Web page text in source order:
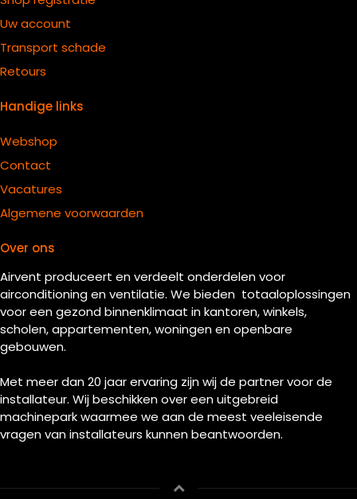
Uw account
Transport schade
Retours
Handige links
Webshop
Contact
Vacatures
Algemene voorwaarden
Over ons
Airvent produceert en verdeelt onderdelen voor
airconditioning en ventilatie. We bieden totaaloplossingen
voor een gezond binnenklimaat in kantoren, winkels,
scholen, appartementen, woningen en openbare
gebouwen.
Met meer dan 20 jaar ervaring zijn wij de partner voor de
installateur. Wij beschikken over een uitgebreid
machinepark waarmee we aan de meest veeleisende
vragen van installateurs kunnen beantwoorden.